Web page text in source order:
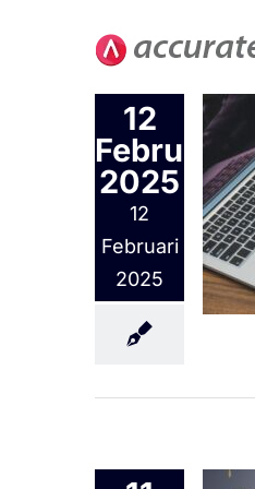
12
Februari
2025
12
Februari
2025
Penjualan
Online